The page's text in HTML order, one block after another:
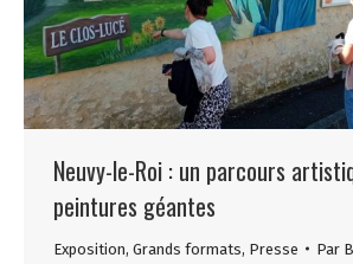
Neuvy-le-Roi : un parcours
peintures géantes
Exposition, Grands formats, Presse Par